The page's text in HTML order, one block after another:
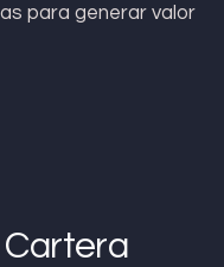
para generar valor